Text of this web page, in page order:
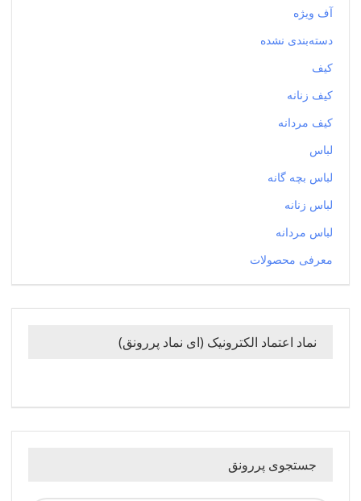
آف ویژه
دسته‌بندی نشده
کیف
کیف زنانه
کیف مردانه
لباس
لباس بچه گانه
لباس زنانه
لباس مردانه
معرفی محصولات
نماد اعتماد الکترونیک (ای نماد پررونق)
جستجوی پررونق